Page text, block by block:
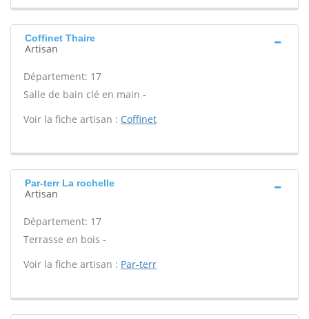
Coffinet Thaire
Artisan
Département: 17
Salle de bain clé en main -
Voir la fiche artisan : Coffinet
Par-terr La rochelle
Artisan
Département: 17
Terrasse en bois -
Voir la fiche artisan : Par-terr